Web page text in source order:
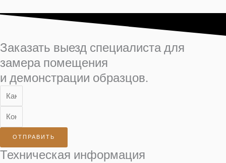
Заказать выезд специалиста для
замера помещения
и демонстрации образцов.
ОТПРАВИТЬ
Техническая информация